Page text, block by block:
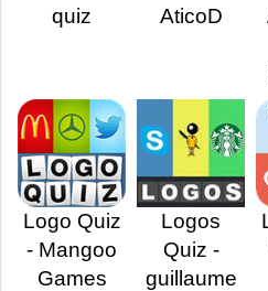
quiz
AticoD
Logo Quiz
- Mangoo
Games
Logos
Quiz -
guillaume